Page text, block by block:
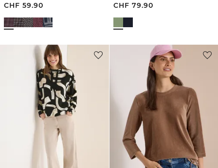
CHF 59.90
CHF 79.90